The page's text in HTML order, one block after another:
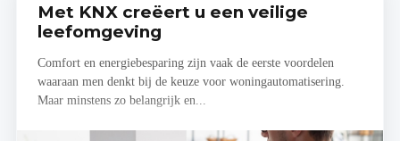
Met KNX creëert u een veilige
leefomgeving
Comfort en energiebesparing zijn vaak de eerste voordelen
waaraan men denkt bij de keuze voor woningautomatisering.
Maar minstens zo belangrijk en...